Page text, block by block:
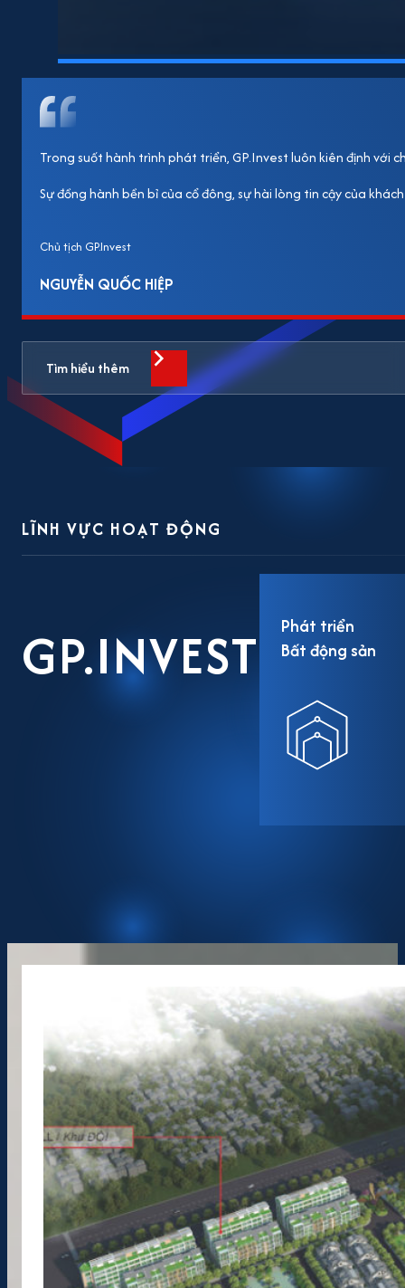
Trong suốt hành trình phát triển, GP.Invest luôn kiên định với
Sự đồng hành bền bỉ của cổ đông, sự hài lòng tin cậy của
Chủ tịch GP.Invest
NGUYỄN QUỐC HIỆP
Tìm hiểu thêm
LĨNH VỰC HOẠT ĐỘNG
GP.INVEST
Phát triển
Bất động sản